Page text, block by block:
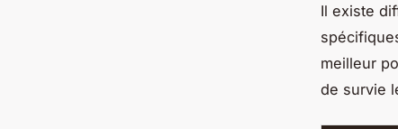
Il existe
meilleur
de survie